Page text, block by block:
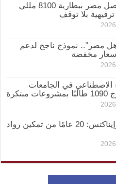
vivo Y500 يصل مصر ببطارية 8100 مللي
ترفيهية بلا توقف
مصر”.. نموذج ناجح لدعم
مخفضة
الاصطناعي في الجامعات
أورنچ مصر وإيناكتس: 20 عامًا من تمكين رواد